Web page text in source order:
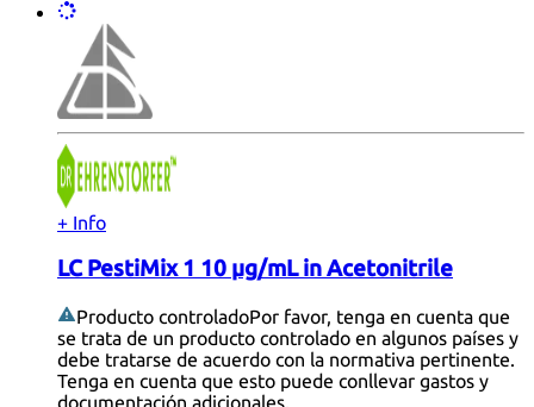
+ Info
LC PestiMix 1 10 µg/mL in Acetonitrile
Producto controladoPor favor, tenga en cuenta que
se trata de un producto controlado en algunos países y
debe tratarse de acuerdo con la normativa pertinente.
Tenga en cuenta que esto puede conllevar gastos y
documentación adicionales.